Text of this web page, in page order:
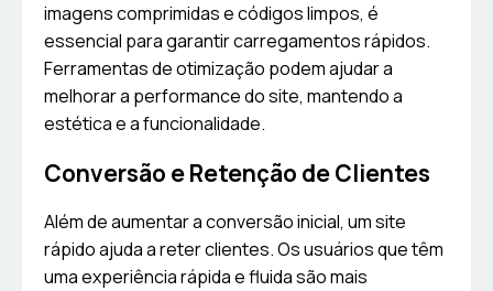
imagens comprimidas e códigos limpos, é
essencial para garantir carregamentos rápidos.
Ferramentas de otimização podem ajudar a
melhorar a performance do site, mantendo a
estética e a funcionalidade.
Conversão e Retenção de Clientes
Além de aumentar a conversão inicial, um site
rápido ajuda a reter clientes. Os usuários que têm
uma experiência rápida e fluida são mais